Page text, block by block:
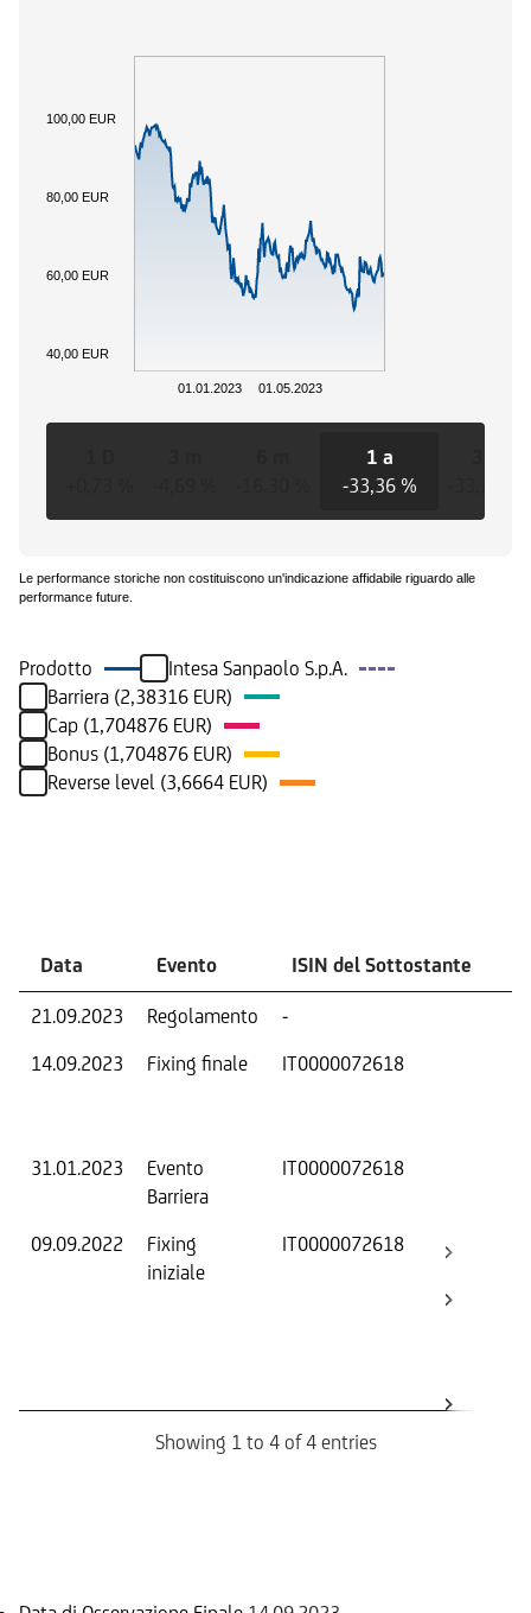
01.01.2023 01.05.2023
40,00 EUR
60,00 EUR
80,00 EUR
100,00 EUR
1 a
-33,36 %
Le performance storiche non costituiscono un'indicazione affidabile riguardo alle
performance future.
Prodotto
Intesa Sanpaolo S.p.A.
Barriera (2,38316 EUR)
Cap (1,704876 EUR)
Bonus (1,704876 EUR)
Reverse level (3,6664 EUR)
Data Evento ISIN del Sottostante
21.09.2023 Regolamento -
14.09.2023
Fixing finale IT0000072618
31.01.2023
Evento
Barriera
IT0000072618
09.09.2022
Fixing
iniziale
IT0000072618
Showing 1 to 4 of 4 entries